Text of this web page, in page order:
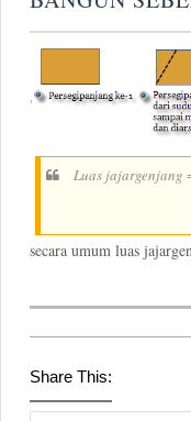
Luas jajargenjang
secara umum luas
Share This: